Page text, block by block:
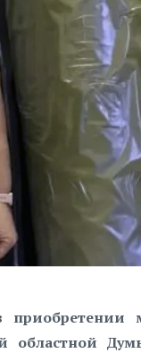
областной